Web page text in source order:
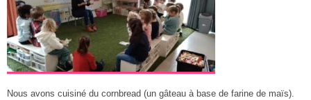
Nous avons cuisiné du cornbread (un gâteau à base de farine de maïs).